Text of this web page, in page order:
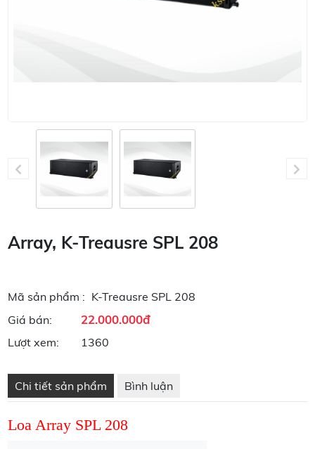
Array, K-Treausre SPL 208
Mã sản phẩm : K-Treausre SPL 208
Giá bán:
22.000.000đ
Lượt xem: 1360
Chi tiết sản phẩm Bình luận
Loa Array SPL 208